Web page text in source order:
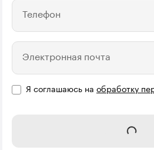
Телефон
Электронная почта
Я соглашаюсь на обработку
Отправить